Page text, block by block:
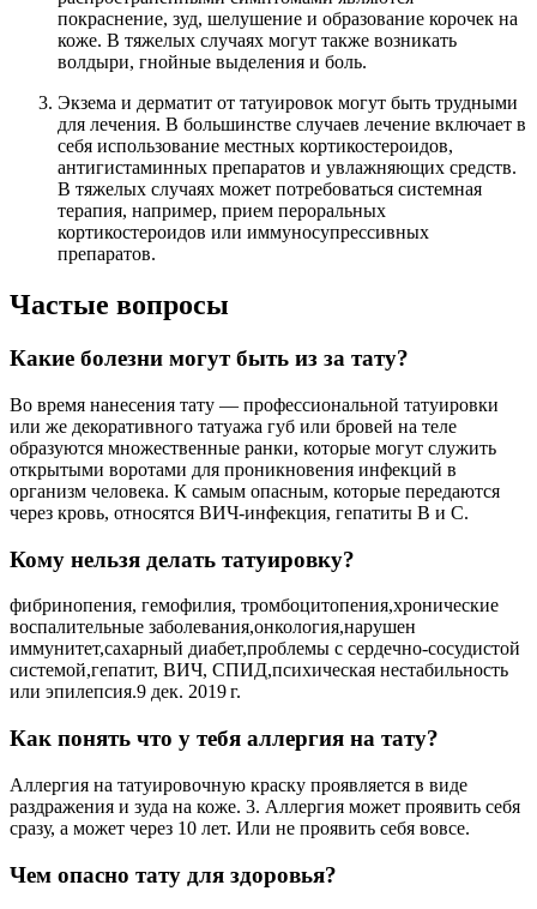
покраснение, зуд, шелушение и образование корочек на
коже. В тяжелых случаях могут также возникать
волдыри, гнойные выделения и боль.
Экзема и дерматит от татуировок могут быть трудными
для лечения. В большинстве случаев лечение включает в
себя использование местных кортикостероидов,
антигистаминных препаратов и увлажняющих средств.
В тяжелых случаях может потребоваться системная
терапия, например, прием пероральных
кортикостероидов или иммуносупрессивных
препаратов.
Частые вопросы
Какие болезни могут быть из за тату?
Во время нанесения тату — профессиональной татуировки
или же декоративного татуажа губ или бровей на теле
образуются множественные ранки, которые могут служить
открытыми воротами для проникновения инфекций в
организм человека. К самым опасным, которые передаются
через кровь, относятся ВИЧ-инфекция, гепатиты В и С.
Кому нельзя делать татуировку?
фибринопения, гемофилия, тромбоцитопения,хронические
воспалительные заболевания,онкология,нарушен
иммунитет,сахарный диабет,проблемы с сердечно-сосудистой
системой,гепатит, ВИЧ, СПИД,психическая нестабильность
или эпилепсия.9 дек. 2019 г.
Как понять что у тебя аллергия на тату?
Аллергия на татуировочную краску проявляется в виде
раздражения и зуда на коже. 3. Аллергия может проявить себя
сразу, а может через 10 лет. Или не проявить себя вовсе.
Чем опасно тату для здоровья?